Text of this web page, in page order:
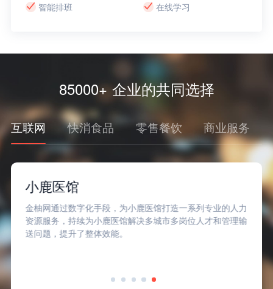
智能排班
在线学习
85000+ 企业的共同选择
互联网 快消食品 零售餐饮 商业服务
小鹿医馆
金柚网通过数字化手段，为小鹿医馆打造一系列专业的人力
资源服务，持续为小鹿医馆解决多城市多岗位人才和管理输
送问题，提升了整体效能。